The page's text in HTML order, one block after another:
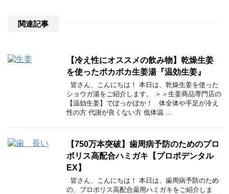
関連記事
【冷え性にオススメの飲み物】乾燥生姜
を使ったポカポカ生姜湯『温効生姜』
皆さん、こんにちは！ 本日は、乾燥生姜を使った
ショウガ湯をご紹介します。 ＞＞生姜商品専門店の
【温効生姜】でぽっかぽか！ 体全体や手足が冷え
性の方 代謝が良くない方 低体温 …
【750万本突破】歯周病予防のためのプロ
ポリス高配合ハミガキ【プロポデンタル
EX】
皆さん、こんにちは！ 本日は、歯周病予防のため
の、プロポリス高配合薬用ハミガキをご紹介しま